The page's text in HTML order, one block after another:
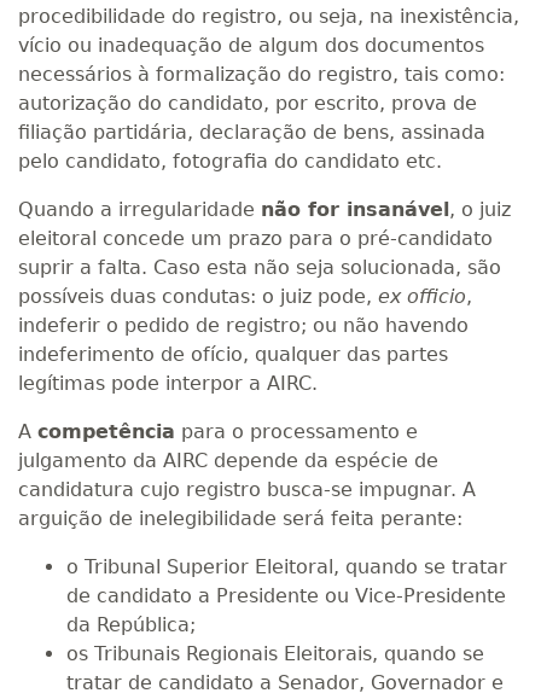
procedibilidade do registro, ou seja, na inexistência,
vício ou inadequação de algum dos documentos
necessários à formalização do registro, tais como:
autorização do candidato, por escrito, prova de
filiação partidária, declaração de bens, assinada
pelo candidato, fotografia do candidato etc.
Quando a irregularidade não for insanável, o juiz
eleitoral concede um prazo para o pré-candidato
suprir a falta. Caso esta não seja solucionada, são
possíveis duas condutas: o juiz pode, ex officio,
indeferir o pedido de registro; ou não havendo
indeferimento de ofício, qualquer das partes
legítimas pode interpor a AIRC.
A competência para o processamento e
julgamento da AIRC depende da espécie de
candidatura cujo registro busca-se impugnar. A
arguição de inelegibilidade será feita perante:
o Tribunal Superior Eleitoral, quando se tratar
de candidato a Presidente ou Vice-Presidente
da República;
os Tribunais Regionais Eleitorais, quando se
tratar de candidato a Senador, Governador e